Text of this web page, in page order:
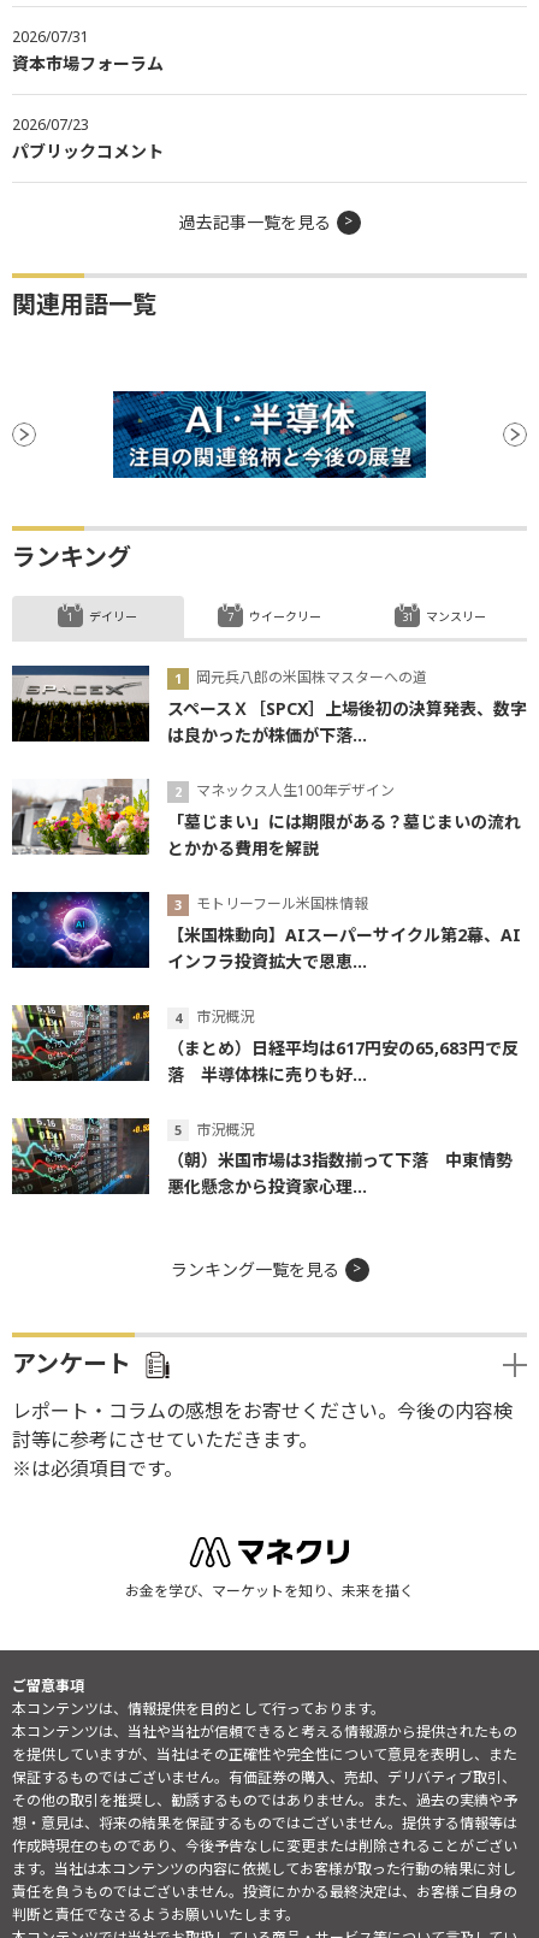
2026/07/31
資本市場フォーラム
2026/07/23
パブリックコメント
過去記事一覧を見る
関連用語一覧
ランキング
デイリー
岡元兵八郎の米国株マスターへの道
スペースＸ［SPCX］上場後初の決算発表、数字
は良かったが株価が下落...
マネックス人生100年デザイン
「墓じまい」には期限がある？墓じまいの流れ
とかかる費用を解説
モトリーフール米国株情報
【米国株動向】AIスーパーサイクル第2幕、AI
インフラ投資拡大で恩恵...
市況概況
（まとめ）日経平均は617円安の65,683円で反
落 半導体株に売りも好...
市況概況
（朝）米国市場は3指数揃って下落 中東情勢
悪化懸念から投資家心理...
ウイークリー マンスリー
ランキング一覧を見る
アンケート
レポート・コラムの感想をお寄せください。今後の内容検
討等に参考にさせていただきます。
※は必須項目です。
お金を学び、マーケットを知り、未来を描く
ご留意事項
本コンテンツは、情報提供を目的として行っております。
本コンテンツは、当社や当社が信頼できると考える情報源から提供されたもの
を提供していますが、当社はその正確性や完全性について意見を表明し、また
保証するものではございません。有価証券の購入、売却、デリバティブ取引、
その他の取引を推奨し、勧誘するものではありません。また、過去の実績や予
想・意見は、将来の結果を保証するものではございません。提供する情報等は
作成時現在のものであり、今後予告なしに変更または削除されることがござい
ます。当社は本コンテンツの内容に依拠してお客様が取った行動の結果に対し
責任を負うものではございません。投資にかかる最終決定は、お客様ご自身の
判断と責任でなさるようお願いいたします。